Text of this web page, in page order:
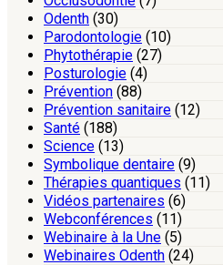
Odenth (30)
Parodontologie (10)
Phytothérapie (27)
Posturologie (4)
Prévention (88)
Prévention sanitaire (12)
Santé (188)
Science (13)
Symbolique dentaire (9)
Thérapies quantiques (11)
Vidéos partenaires (6)
Webconférences (11)
Webinaire à la Une (5)
Webinaires Odenth (24)